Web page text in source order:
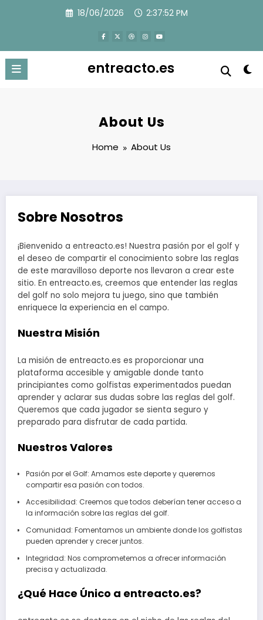
18/06/2026 2:37:53 PM
entreacto.es
About Us
Home About Us
Sobre Nosotros
¡Bienvenido a entreacto.es! Nuestra pasión por el golf y
el deseo de compartir el conocimiento sobre las reglas
de este maravilloso deporte nos llevaron a crear este
sitio. En entreacto.es, creemos que entender las reglas
del golf no solo mejora tu juego, sino que también
enriquece la experiencia en el campo.
Nuestra Misión
La misión de entreacto.es es proporcionar una
plataforma accesible y amigable donde tanto
principiantes como golfistas experimentados puedan
aprender y aclarar sus dudas sobre las reglas del golf.
Queremos que cada jugador se sienta seguro y
preparado para disfrutar de cada partida.
Nuestros Valores
Pasión por el Golf: Amamos este deporte y queremos
compartir esa pasión con todos.
Accesibilidad: Creemos que todos deberían tener acceso a
la información sobre las reglas del golf.
Comunidad: Fomentamos un ambiente donde los golfistas
pueden aprender y crecer juntos.
Integridad: Nos comprometemos a ofrecer información
precisa y actualizada.
¿Qué Hace Único a entreacto.es?